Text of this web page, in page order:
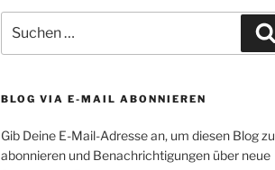
nach:
BLOG VIA E-MAIL ABONNIEREN
Gib Deine E-Mail-Adresse an, um diesen Blog zu
abonnieren und Benachrichtigungen über neue